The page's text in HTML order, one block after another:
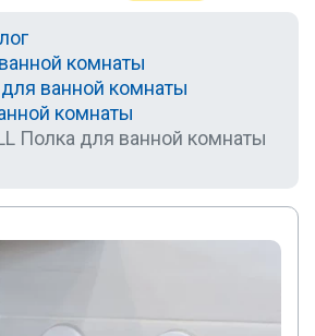
комнаты
ванной комнаты
комнаты
Полка для ванной комнаты